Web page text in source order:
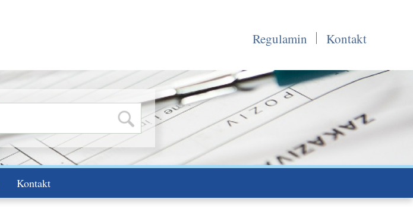
Regulamin Kontakt
Kontakt